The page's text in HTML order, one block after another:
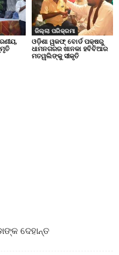
ଜିଲ୍ଲା ପରିକ୍ରମା
ଓଡ଼ିଶା ୱକଫ୍ ବୋର୍ଡ ପକ୍ଷରୁ
ଧାମନଗରର ଖାନକା ହବିବିଆର
ମତୱଲିଙ୍କୁ ସୀକୃତି
ଦେହାନ୍ତ